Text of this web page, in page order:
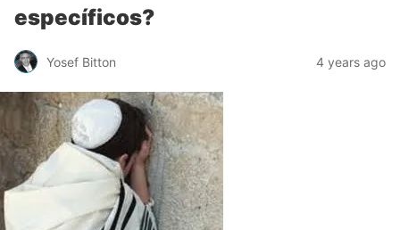
específicos?
Yosef Bitton 4 years ago